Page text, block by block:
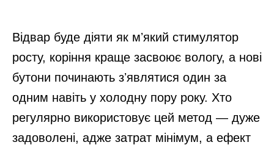
Відвар буде діяти як мʼякий стимулятор
росту, коріння краще засвоює вологу, а нові
бутони починають зʼявлятися один за
одним навіть у холодну пору року. Хто
регулярно використовує цей метод — дуже
задоволені, адже затрат мінімум, а ефект